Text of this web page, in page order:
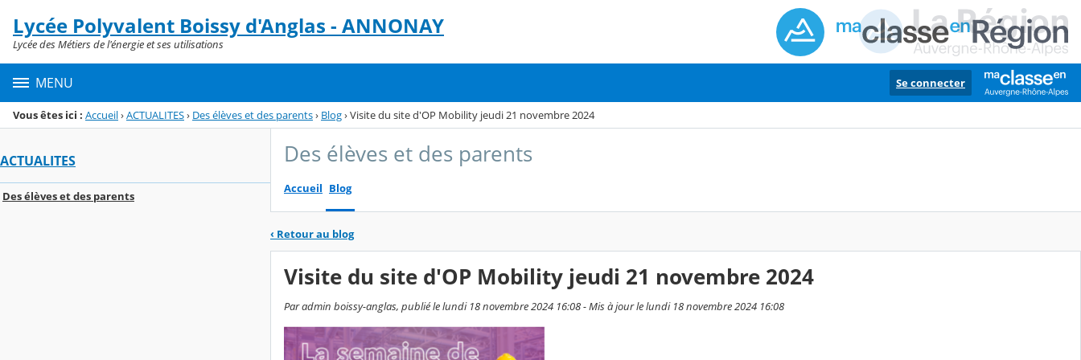
Menu de la rubrique
Contenu
Lycée Polyvalent Boissy d'Anglas - ANNONAY
Lycée des Métiers de l'énergie et ses utilisations
MENU Se connecter
Vous êtes ici : Accueil›ACTUALITES› Des élèves et des parents› Blog›Visite du site d'OP Mobility jeudi 21 novembre 2024
ACTUALITES
Des élèves et des parents
Des élèves et des parents
Accueil Blog
‹ Retour au blog
Visite du site d'OP Mobility jeudi 21 novembre 2024
Par admin boissy-anglas, publié le lundi 18 novembre 2024 16:08 - Mis à jour le lundi 18 novembre 2024 16:08